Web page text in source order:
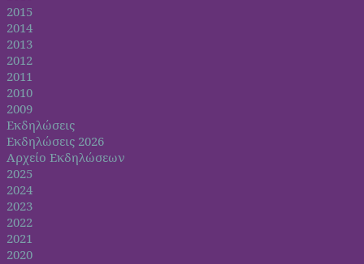
2015
2014
2013
2012
2011
2010
2009
Εκδηλώσεις
Εκδηλώσεις 2026
Αρχείο Εκδηλώσεων
2025
2024
2023
2022
2021
2020